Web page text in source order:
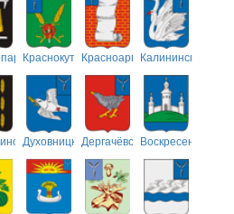
КраснокутскийКрасноармейский
Калининский
ДуховницкийДергачёвскийВоскресенский